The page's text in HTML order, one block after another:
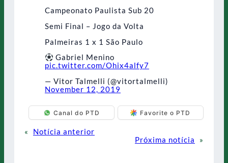
Campeonato Paulista Sub 20
Semi Final – Jogo da Volta
Palmeiras 1 x 1 São Paulo
Gabriel Menino
pic.twitter.com/Ohix4alfy7
— Vitor Talmelli (@vitortalmelli)
November 12, 2019
Canal do PTD Favorite o PTD
«
Notícia anterior
Próxima notícia
»